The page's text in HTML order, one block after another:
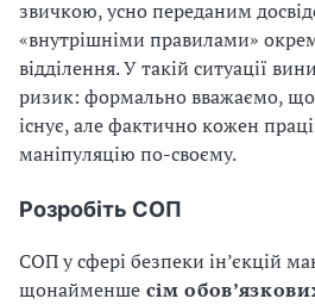
звичкою, усно переданим
«внутрішніми правилами»
відділення. У такій ситуації
ризик: формально вважаємо,
існує, але фактично кожен
маніпуляцію по-своєму.
Розробіть СОП
СОП у сфері безпеки ін’єкцій
щонайменше сім